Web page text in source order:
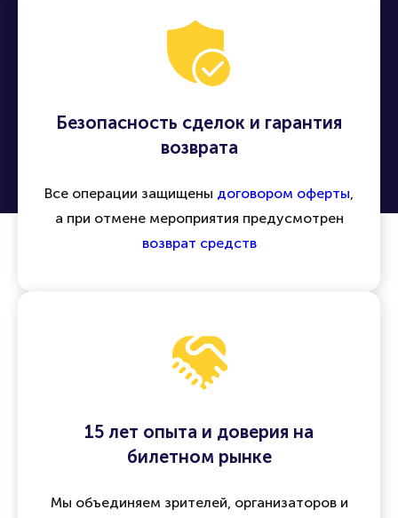
Безопасность сделок и гарантия
возврата
Все операции защищены договором оферты,
а при отмене мероприятия предусмотрен
возврат средств
15 лет опыта и доверия на
билетном рынке
Мы объединяем зрителей, организаторов и